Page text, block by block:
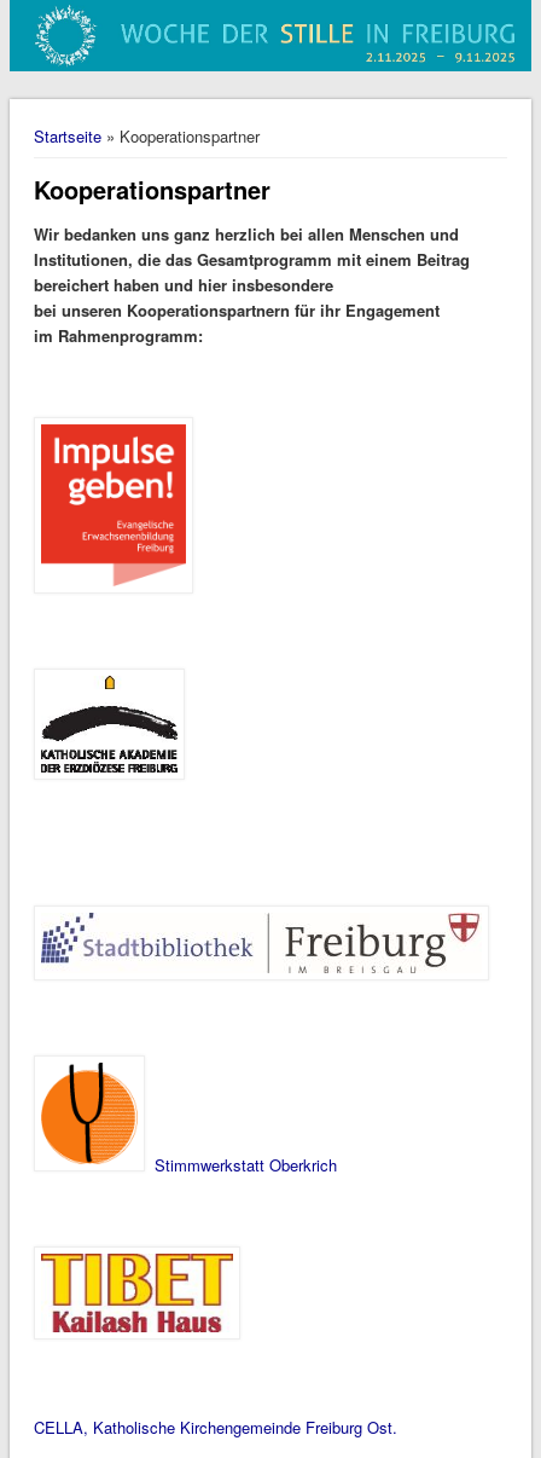
Sie sind hier
Startseite» Kooperationspartner
Kooperationspartner
Wir bedanken uns ganz herzlich bei allen Menschen und
Institutionen, die das Gesamtprogramm mit einem Beitrag
bereichert haben und hier insbesondere
bei unseren Kooperationspartnern für ihr Engagement
im Rahmenprogramm:
Stimmwerkstatt Oberkrich
CELLA, Katholische Kirchengemeinde Freiburg Ost.